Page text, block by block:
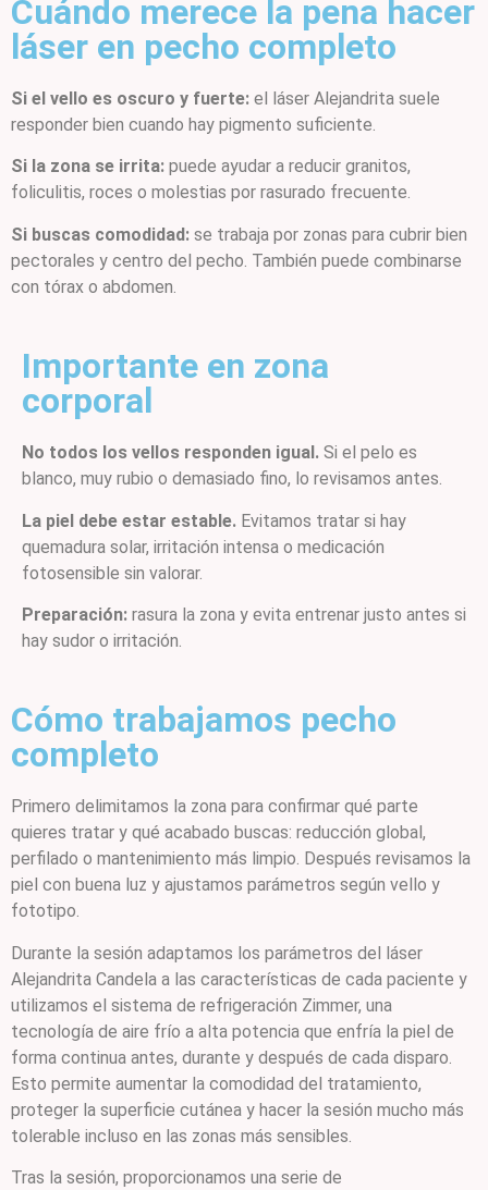
Cuándo merece la pena hacer
láser en pecho completo
Si el vello es oscuro y fuerte: el láser Alejandrita suele
responder bien cuando hay pigmento suficiente.
Si la zona se irrita: puede ayudar a reducir granitos,
foliculitis, roces o molestias por rasurado frecuente.
Si buscas comodidad: se trabaja por zonas para cubrir bien
pectorales y centro del pecho. También puede combinarse
con tórax o abdomen.
Importante en zona
corporal
No todos los vellos responden igual. Si el pelo es
blanco, muy rubio o demasiado fino, lo revisamos antes.
La piel debe estar estable. Evitamos tratar si hay
quemadura solar, irritación intensa o medicación
fotosensible sin valorar.
Preparación: rasura la zona y evita entrenar justo antes si
hay sudor o irritación.
Cómo trabajamos pecho
completo
Primero delimitamos la zona para confirmar qué parte
quieres tratar y qué acabado buscas: reducción global,
perfilado o mantenimiento más limpio. Después revisamos la
piel con buena luz y ajustamos parámetros según vello y
fototipo.
Durante la sesión adaptamos los parámetros del láser
Alejandrita Candela a las características de cada paciente y
utilizamos el sistema de refrigeración Zimmer, una
tecnología de aire frío a alta potencia que enfría la piel de
forma continua antes, durante y después de cada disparo.
Esto permite aumentar la comodidad del tratamiento,
proteger la superficie cutánea y hacer la sesión mucho más
tolerable incluso en las zonas más sensibles.
Tras la sesión, proporcionamos una serie de